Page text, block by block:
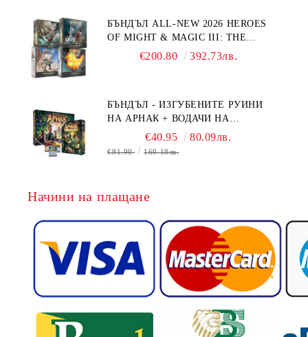
БЪНДЪЛ ALL-NEW 2026 HEROES
OF MIGHT & MAGIC III: THE
BOARD GAME EXPANSIONS -
€200.80 392.73лв.
БЪНДЪЛ - ИЗГУБЕНИТЕ РУИНИ
НА АРНАК + ВОДАЧИ НА
ЕКСПЕДИЦИИ + ПРОМО КАРТИ
БЕЗПЛАТНО
€40.95 80.09лв.
€81.90 160.18лв.
Начини на плащане